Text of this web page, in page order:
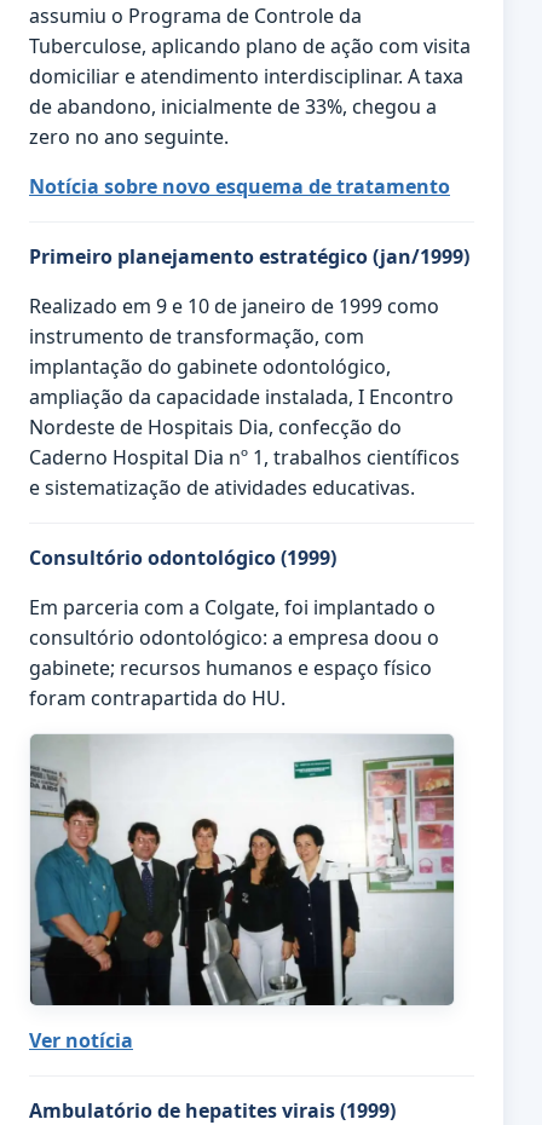
assumiu o Programa de Controle da
Tuberculose, aplicando plano de ação com visita
domiciliar e atendimento interdisciplinar. A taxa
de abandono, inicialmente de 33%, chegou a
zero no ano seguinte.
Notícia sobre novo esquema de tratamento
Primeiro planejamento estratégico (jan/1999)
Realizado em 9 e 10 de janeiro de 1999 como
instrumento de transformação, com
implantação do gabinete odontológico,
ampliação da capacidade instalada, I Encontro
Nordeste de Hospitais Dia, confecção do
Caderno Hospital Dia nº 1, trabalhos científicos
e sistematização de atividades educativas.
Consultório odontológico (1999)
Em parceria com a Colgate, foi implantado o
consultório odontológico: a empresa doou o
gabinete; recursos humanos e espaço físico
foram contrapartida do HU.
Ver notícia
Ambulatório de hepatites virais (1999)